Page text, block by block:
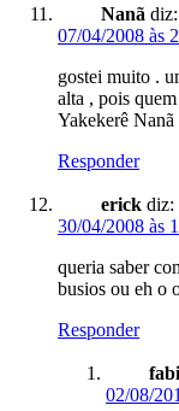
Nanã diz:
07/04/2008 às
gostei muito .
alta , pois
Yakekerê Nanã
Responder
erick diz:
30/04/2008 às
queria saber
busios ou eh o
Responder
02/08/